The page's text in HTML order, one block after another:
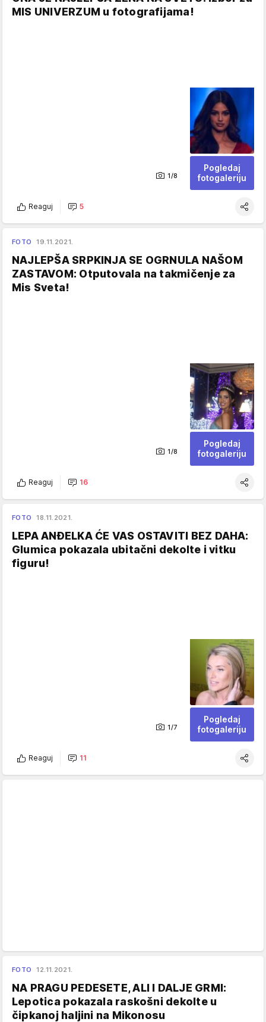
MIS UNIVERZUM u fotografijama!
1/8
Pogledaj
fotogaleriju
Reaguj 5
FOTO 19.11.2021.
NAJLEPŠA SRPKINJA SE OGRNULA NAŠOM
ZASTAVOM: Otputovala na takmičenje za
Mis Sveta!
1/8
Pogledaj
fotogaleriju
Reaguj 16
FOTO 18.11.2021.
LEPA ANĐELKA ĆE VAS OSTAVITI BEZ DAHA:
Glumica pokazala ubitačni dekolte i vitku
figuru!
1/7
Pogledaj
fotogaleriju
Reaguj 11
FOTO 12.11.2021.
NA PRAGU PEDESETE, ALI I DALJE GRMI:
Lepotica pokazala raskošni dekolte u
čipkanoj haljini na Mikonosu